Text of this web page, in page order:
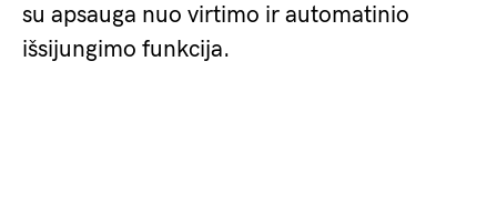
su apsauga nuo virtimo ir automatinio
išsijungimo funkcija.